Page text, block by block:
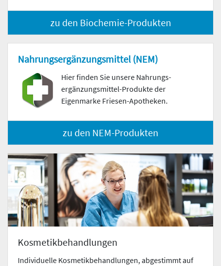
zu den Biochemie-Produkten
Nahrungs­ergänzungs­mittel (NEM)
Hier finden Sie unsere Nahrungs­
ergänzungs­mittel-Produkte der
Eigenmarke Friesen-Apotheken.
zu den NEM-Produkten
Kosmetikbehandlungen
Individuelle Kosmetikbehandlungen, abgestimmt auf